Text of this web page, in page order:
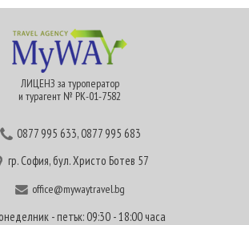
ЛИЦЕНЗ за туроператор
и турагент № РК-01-7582
0877 995 633,0877 995 683
гр. София, бул. Христо Ботев 57
office@mywaytravel.bg
- петък: 09:30 - 18:00 часа